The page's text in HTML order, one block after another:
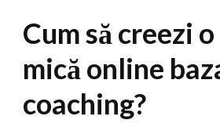
Cum să creezi
mică online
coaching?